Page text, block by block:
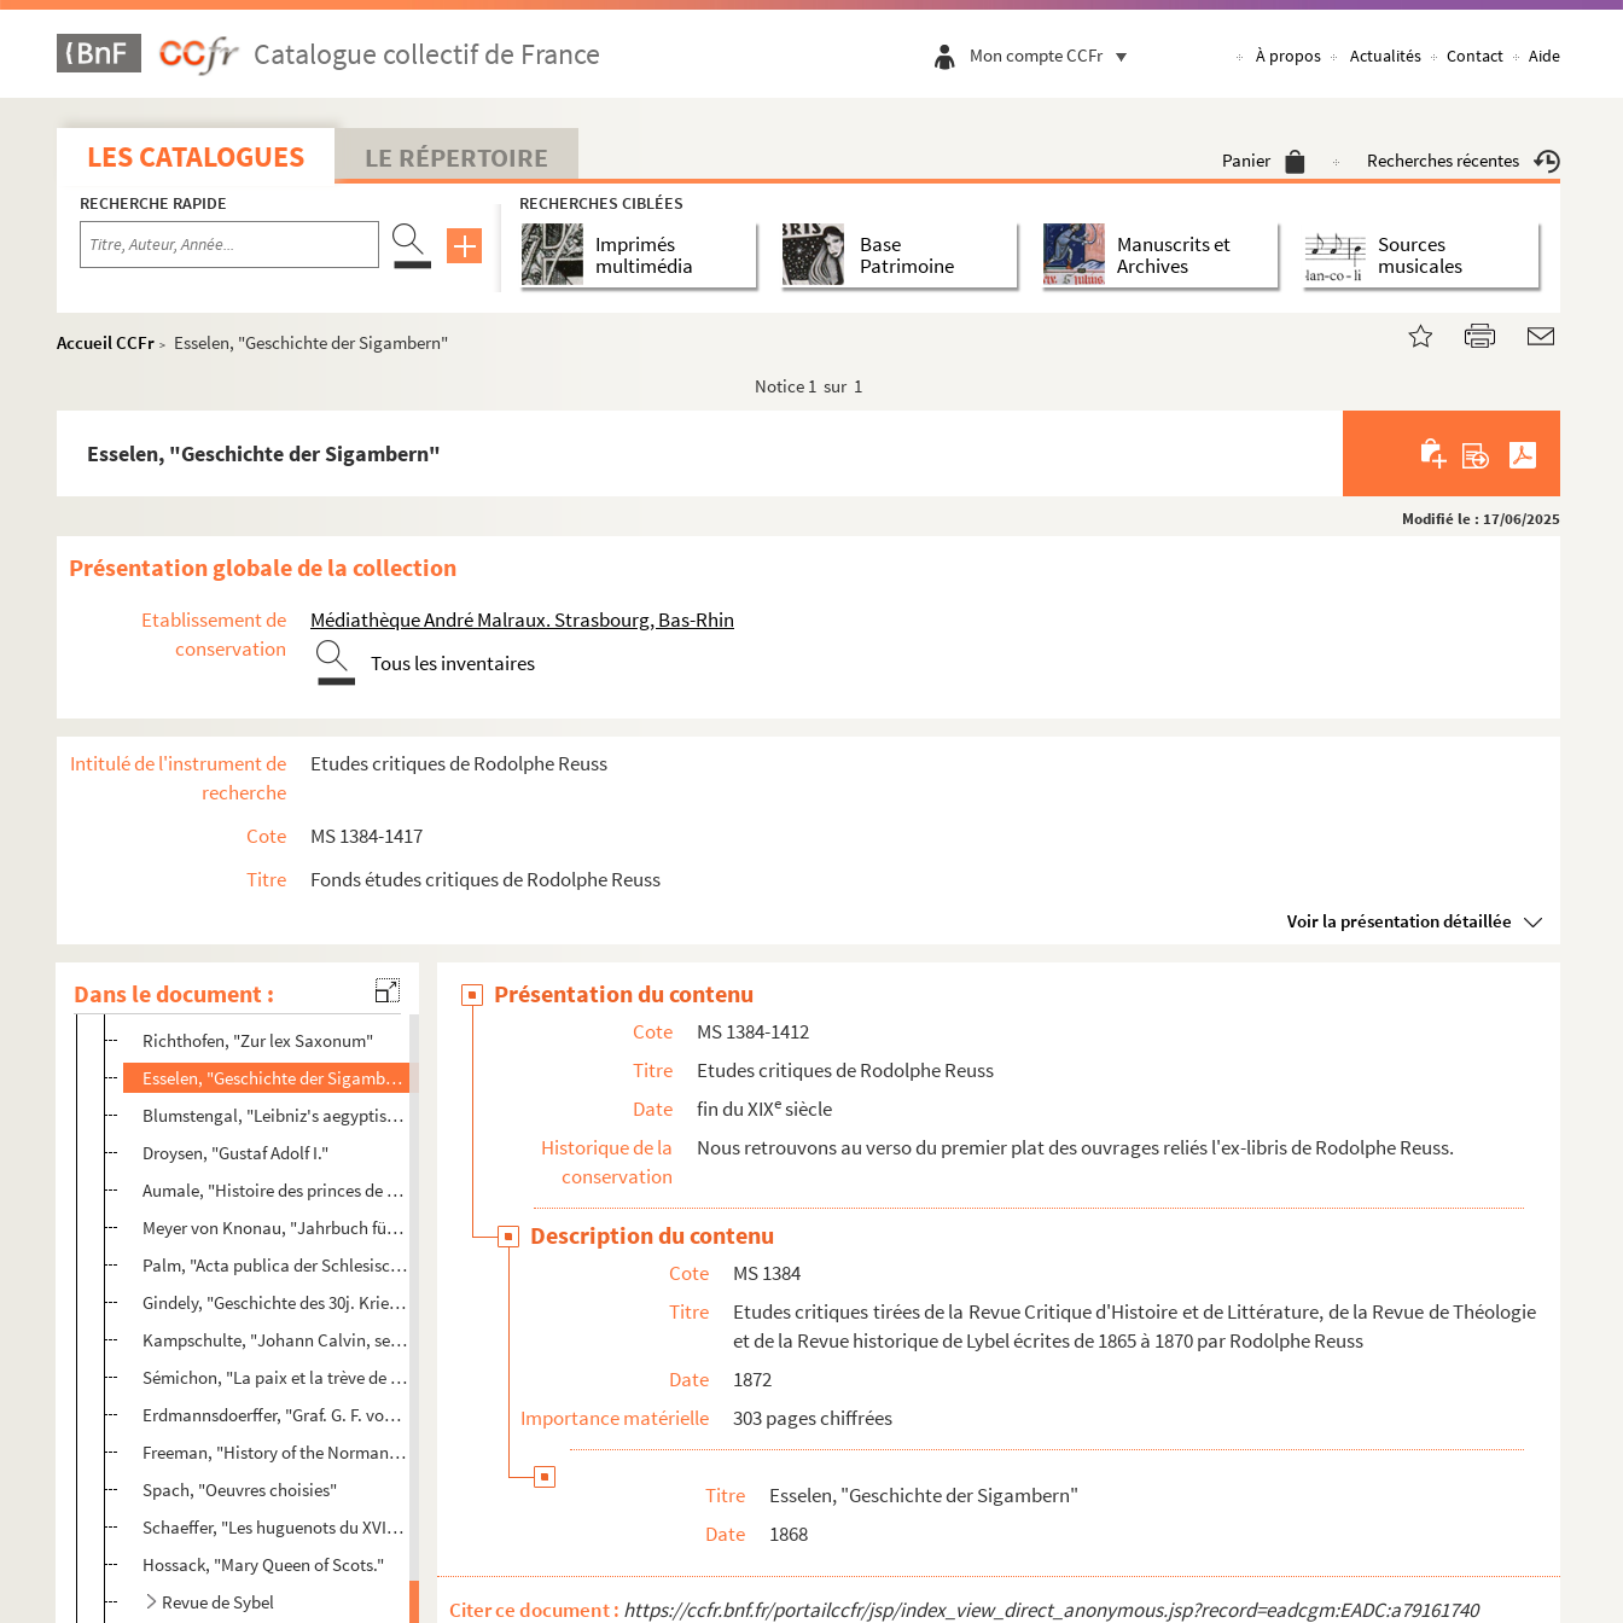
Catalogue collectif de France Mon compte CCFr À propos Actualités Contact Aide
LES CATALOGUES LE RÉPERTOIRE Panier Recherches récentes
RECHERCHE RAPIDE RECHERCHES CIBLÉES
Imprimés
multimédia
Base
Patrimoine
Manuscrits et
Archives
Sources
musicales
Accueil CCFr >
Esselen, "Geschichte der Sigambern"
Notice 1 sur 1
Esselen, "Geschichte der Sigambern"
Modifié le : 17/06/2025
Présentation globale de la collection
Etablissement de
conservation
Médiathèque André Malraux. Strasbourg, Bas-Rhin
Tous les inventaires
Intitulé de l'instrument de
recherche
Etudes critiques de Rodolphe Reuss
Cote
MS 1384-1417
Titre
Fonds études critiques de Rodolphe Reuss
Voir la présentation détaillée
Dans le document :
Mossmann, "La guerre des six derniers à Mulhouse"
Foeche, "Kaiser Heinrich der Sechste"
Moët de la Forte-Maison, "Les francs, leur origine, etc."
Reumont, Geschichte der Stadt Rom, II"
Tamizey de Larroque, "Notes sur Jean de Monluc"
Fuchs, "Die Schlacht bei Noerdlingen im Ihr 1635"
Lauwereyns, "Histoire d'une guerre éclerinale à St. Omer"
Stoeckert, "Die Reichstaende feim Wesphael. Congress"
Busson, "Die Florentinische Geschichte des Malespini"
Bordier, "Le Grütli et Guillaume Tell"
Rilliet, "Lettre à M. Dordier"
Wiskowatoff, "Jacob Wimpheling, sein Leber"
Weizsaecker, "Deutsche Reichstagsacter, I."
Zirngiebl, "Studien über die Gesellschift Jesu."
Janicke, "Chroniken von Maydeburg, I"
Fehr, Stadt und Kirche im fraenkischen Reiche"
Richthofen, "Zur lex Saxonum"
Esselen, "Geschichte der Sigambern"
Blumstengal, "Leibniz's aegyptischer Plan"
Droysen, "Gustaf Adolf I."
Aumale, "Histoire des princes de Condé"
Meyer von Knonau, "Jahrbuch für Schurizer Geschichte"
Palm, "Acta publica der Schlesischen Staends
Gindely, "Geschichte des 30j. Krieges. I."
Kampschulte, "Johann Calvin, seine Kirche, etc."
Sémichon, "La paix et la trève de Dieu"
Erdmannsdoerffer, "Graf. G. F. von Waldeck"
Freeman, "History of the Norman Conquest II. III."
Spach, "Oeuvres choisies"
Schaeffer, "Les huguenots du XVI siècle
Hossack, "Mary Queen of Scots."
Revue de Sybel
Présentation du contenu
Cote
MS 1384-1412
Titre
Etudes critiques de Rodolphe Reuss
Date
fin du XIXesiècle
Historique de la
conservation
Nous retrouvons au verso du premier plat des ouvrages reliés l'ex-libris de Rodolphe Reuss.
Description du contenu
Cote
MS 1384
Titre
Etudes critiques tirées de la Revue Critique d'Histoire et de Littérature, de la Revue de Théologie
et de la Revue historique de Lybel écrites de 1865 à 1870 par Rodolphe Reuss
Date
1872
Importance matérielle
303 pages chiffrées
Titre
Esselen, "Geschichte der Sigambern"
Date
1868
Citer ce document : https://ccfr.bnf.fr/portailccfr/jsp/index_view_direct_anonymous.jsp?record=eadcgm:EADC:a79161740